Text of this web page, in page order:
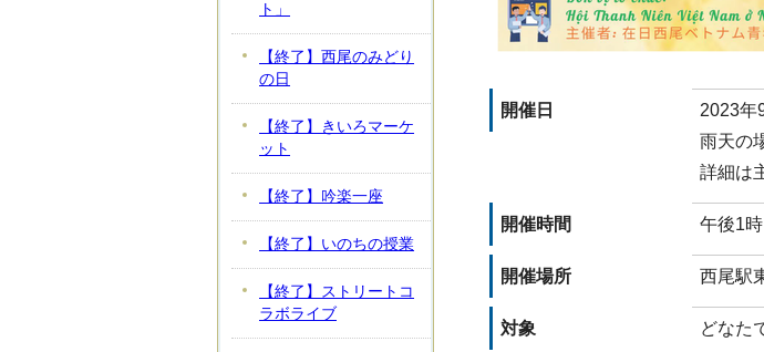
開催日
2023年
雨天の
詳細は
開催時間 午後1
開催場所 西尾駅
対象 どなた
ト」
【終了】西尾のみどり
の日
【終了】きいろマーケ
ット
【終了】吟楽一座
【終了】いのちの授業
【終了】ストリートコ
ラボライブ